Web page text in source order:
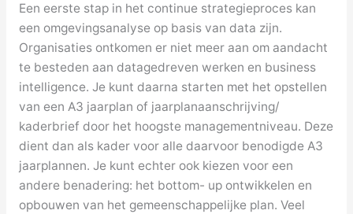
Een eerste stap in het continue strategieproces kan
een omgevingsanalyse op basis van data zijn.
Organisaties ontkomen er niet meer aan om aandacht
te besteden aan datagedreven werken en business
intelligence. Je kunt daarna starten met het opstellen
van een A3 jaarplan of jaarplanaanschrijving/
kaderbrief door het hoogste managementniveau. Deze
dient dan als kader voor alle daarvoor benodigde A3
jaarplannen. Je kunt echter ook kiezen voor een
andere benadering: het bottom- up ontwikkelen en
opbouwen van het gemeenschappelijke plan. Veel